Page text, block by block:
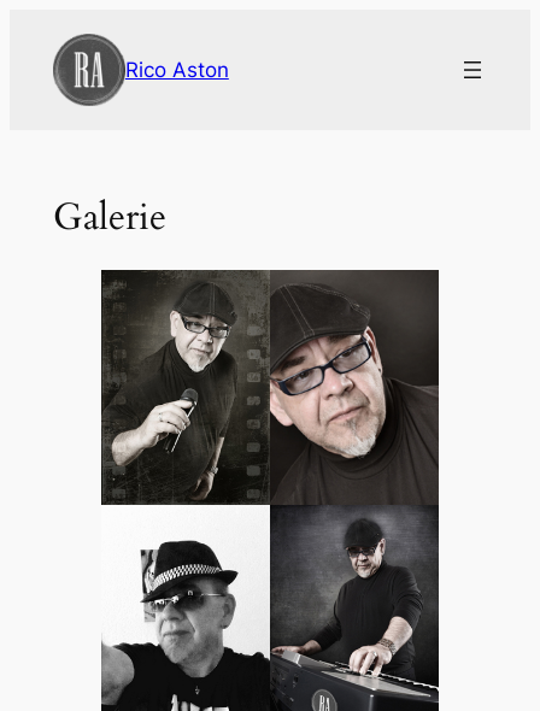
Inhalt
springen
Rico Aston
Galerie